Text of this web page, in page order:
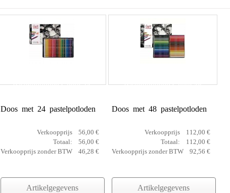
Pastelpotloden Conté 24
Doos met 24 pastelpotloden
Verkoopprijs
56,00 €
Totaal:
56,00 €
Verkoopprijs zonder BTW
46,28 €
Artikelgegevens
Pastelpotloden Conté 48
Doos met 48 pastelpotloden
Verkoopprijs
112,00 €
Totaal:
112,00 €
Verkoopprijs zonder BTW
92,56 €
Artikelgegevens